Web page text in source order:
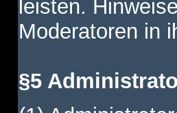
leisten.
Moderatoren in
§5